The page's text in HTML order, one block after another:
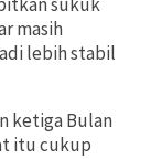
masih
lebih stabil
ketiga Bulan
itu cukup